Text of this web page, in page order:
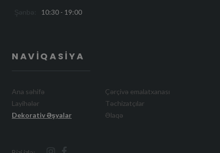
Şənbə: 10:30 - 19:00
NAVIQASIYA
Ana səhifə
Layihələr
Dekorativ Əşyalar
Çərçivə emalatxanası
Təchizatçılar
Əlaqə